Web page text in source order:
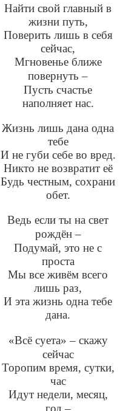
Найти свой главный в
жизни путь,
Поверить лишь в себя
сейчас,
Мгновенье ближе
повернуть–
Пусть счастье
наполняет нас.
Жизнь лишь дана одна
тебе
И не губи себе во вред.
Никто не возвратит её
Будь честным, сохрани
обет.
Ведь если ты на свет
рождён–
Подумай, это не с
проста
Мы все живём всего
лишь раз,
И эта жизнь одна тебе
дана.
«Всё суета»–скажу
сейчас
Торопим время, сутки,
час
Идут недели, месяц,
год–